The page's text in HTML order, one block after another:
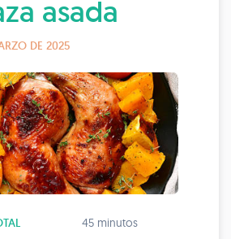
asada
DE 2025
45 minutos